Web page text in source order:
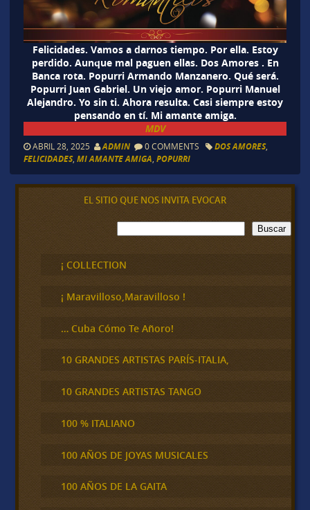
Felicidades. Vamos a darnos tiempo. Por ella. Estoy
perdido. Aunque mal paguen ellas. Dos Amores . En
Banca rota. Popurri Armando Manzanero. Qué será.
Popurri Juan Gabriel. Un viejo amor. Popurri Manuel
Alejandro. Yo sin ti. Ahora resulta. Casi siempre estoy
pensando en tí. Mi amante amiga.
MDV
ABRIL 28, 2025 ADMIN 0 COMMENTS DOS AMORES,
FELICIDADES, MI AMANTE AMIGA, POPURRI
EL SITIO QUE NOS INVITA EVOCAR
B
u
c
a
Buscar
¡ COLLECTION
¡ Maravilloso,Maravilloso !
… Cuba Cómo Te Añoro!
10 GRANDES ARTISTAS PARÍS-ITALIA,
10 GRANDES ARTISTAS TANGO
100 % ITALIANO
100 AÑOS DE JOYAS MUSICALES
100 AÑOS DE LA GAITA